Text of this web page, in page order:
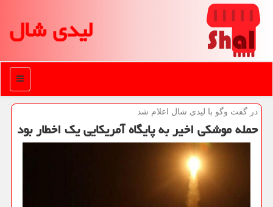
لیدی شال
منو
در گفت وگو با لیدی شال اعلام شد
حمله موشكی اخیر به پایگاه آمریكایی یك اخطار بود